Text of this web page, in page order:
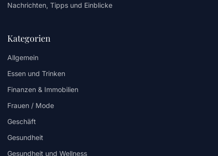
Nachrichten, Tipps und Einblicke
Kategorien
Allgemein
Essen und Trinken
Finanzen & Immobilien
Frauen / Mode
Geschäft
Gesundheit
Gesundheit und Wellness